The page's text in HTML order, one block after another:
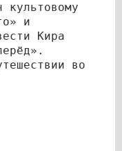
культовому
и
Кира
во